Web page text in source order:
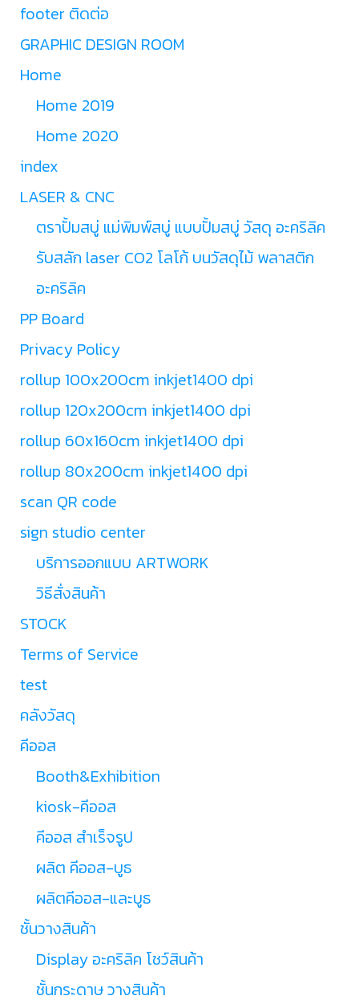
footer ติดต่อ
GRAPHIC DESIGN ROOM
Home
Home 2019
Home 2020
index
LASER & CNC
ตราปั้มสบู่ แม่พิมพ์สบู่ แบบปั้มสบู่ วัสดุ อะคริลิค
รับสลัก laser CO2 โลโก้ บนวัสดุไม้ พลาสติก
อะคริลิค
PP Board
Privacy Policy
rollup 100x200cm inkjet1400 dpi
rollup 120x200cm inkjet1400 dpi
rollup 60x160cm inkjet1400 dpi
rollup 80x200cm inkjet1400 dpi
scan QR code
sign studio center
บริการออกแบบ ARTWORK
วิธีสั่งสินค้า
STOCK
Terms of Service
test
คลังวัสดุ
คีออส
Booth&Exhibition
kiosk-คีออส
คีออส สำเร็จรูป
ผลิต คีออส-บูธ
ผลิตคีออส-และบูธ
ชั้นวางสินค้า
Display อะคริลิค โชว์สินค้า
ชั้นกระดาษ วางสินค้า